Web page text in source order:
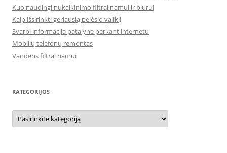
Kuo naudingi nukalkinimo filtrai namui ir biurui
Kaip išsirinkti geriausią pelėsio valiklį
Svarbi informacija patalyne perkant internetu
Mobilių telefonų remontas
Vandens filtrai namui
KATEGORIJOS
Kategorijos